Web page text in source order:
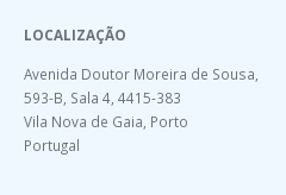
LOCALIZAÇÃO
Avenida Doutor Moreira de Sousa,
593-B, Sala 4, 4415-383
Vila Nova de Gaia, Porto
Portugal